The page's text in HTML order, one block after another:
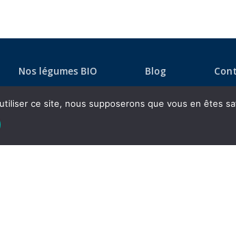
Nos légumes BIO Blog
Réseaux sociaux
ce site, nous supposerons que vous en êtes